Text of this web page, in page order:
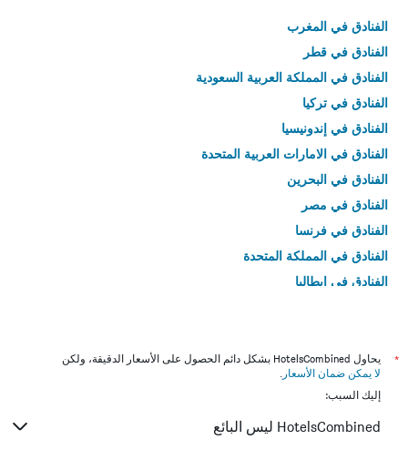
الفنادق في المغرب
الفنادق في قطر
الفنادق في المملكة العربية السعودية
الفنادق في تركيا
الفنادق في إندونيسيا
الفنادق في الامارات العربية المتحدة
الفنادق في البحرين
الفنادق في مصر
الفنادق في فرنسا
الفنادق في المملكة المتحدة
الفنادق في إيطاليا
*
يحاول HotelsCombined بشكل دائم الحصول على الأسعار الدقيقة، ولكن
لا يمكن ضمان الأسعار .
إليك السبب:
HotelsCombined ليس البائع